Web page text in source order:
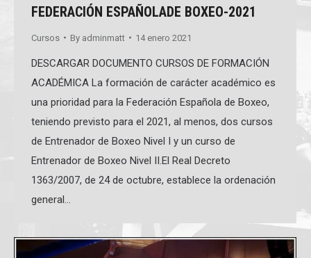
FEDERACIÓN ESPAÑOLADE BOXEO-2021
Cursos By adminmatt 14 enero 2021
DESCARGAR DOCUMENTO CURSOS DE FORMACIÓN
ACADÉMICA La formación de carácter académico es
una prioridad para la Federación Española de Boxeo,
teniendo previsto para el 2021, al menos, dos cursos
de Entrenador de Boxeo Nivel I y un curso de
Entrenador de Boxeo Nivel II.El Real Decreto
1363/2007, de 24 de octubre, establece la ordenación
general…